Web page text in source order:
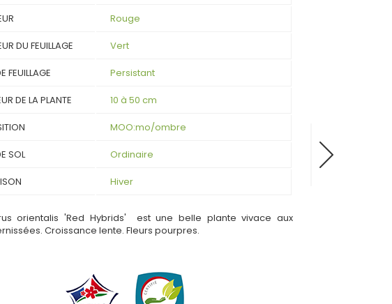
Rouge
DU FEUILLAGE Vert
FEUILLAGE Persistant
DE LA PLANTE 10 à 50 cm
MOO:mo/ombre
SOL Ordinaire
Hiver
orientalis 'Red Hybrids' est une belle plante vivace aux
Croissance lente. Fleurs pourpres.